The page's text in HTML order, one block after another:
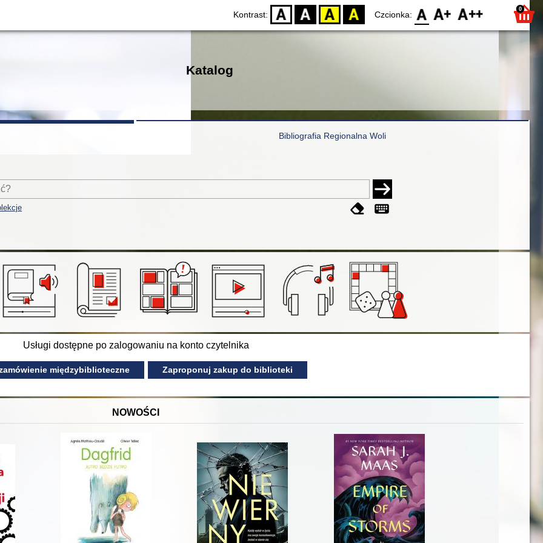
Kontrast: D BW YB BY Czcionka: F0 F1 F2 0
Katalog
Bibliografia Regionalna Woli
Usługi dostępne po zalogowaniu na konto czytelnika
międzybiblioteczne Zaproponuj zakup do biblioteki
NOWOŚCI